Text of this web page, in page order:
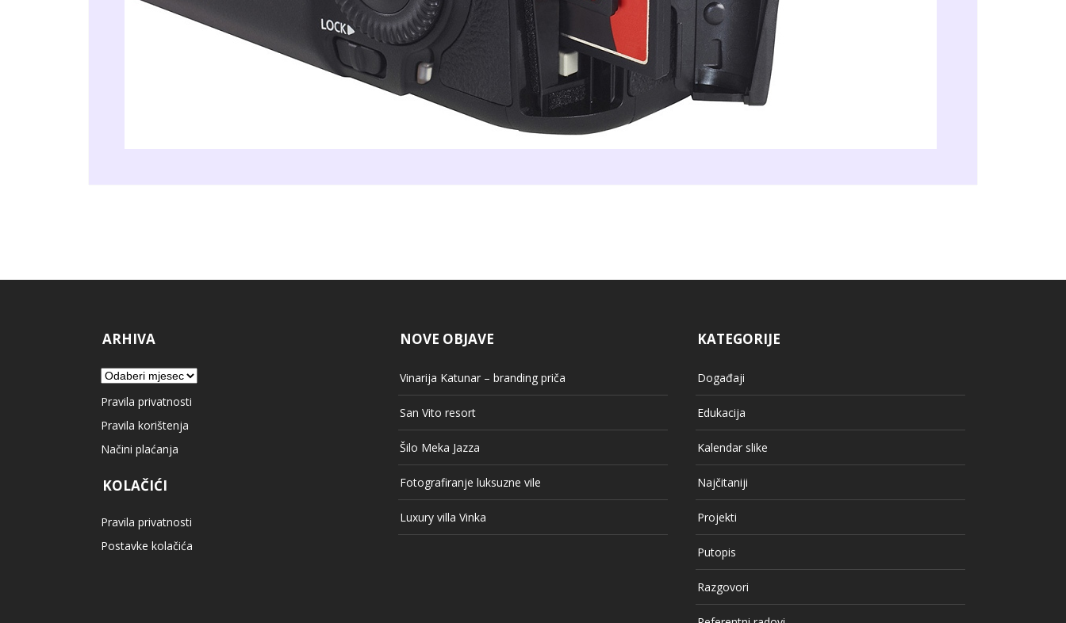
ARHIVA
Arhiva
Pravila privatnosti
Pravila korištenja
Načini plaćanja
KOLAČIĆI
Pravila privatnosti
Postavke kolačića
NOVE OBJAVE
Vinarija Katunar – branding priča
San Vito resort
Šilo Meka Jazza
Fotografiranje luksuzne vile
Luxury villa Vinka
KATEGORIJE
Događaji
Edukacija
Kalendar slike
Najčitaniji
Projekti
Putopis
Razgovori